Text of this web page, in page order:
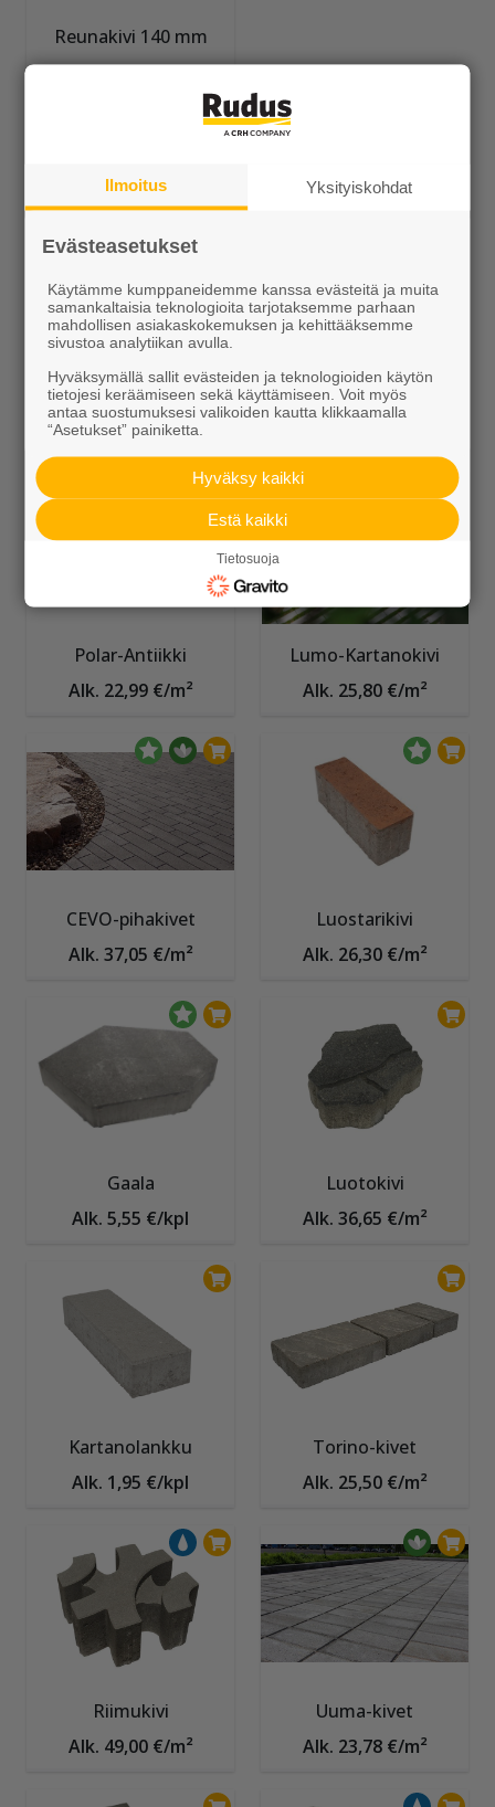
Reunakivi 140 mm
Alk. 3,60 €/kpl
Piha Betonitiili
Alk. 27,00 €/m²
Lumo-Gaala
Polar-Antiikki
Alk. 22,99 €/m²
Lumo-Kartanokivi
Alk. 25,80 €/m²
CEVO-pihakivet
Alk. 37,05 €/m²
Luostarikivi
Alk. 26,30 €/m²
Gaala
Alk. 5,55 €/kpl
Luotokivi
Alk. 36,65 €/m²
Kartanolankku
Alk. 1,95 €/kpl
Torino-kivet
Alk. 25,50 €/m²
Riimukivi
Alk. 49,00 €/m²
Uuma-kivet
Alk. 23,78 €/m²
Ilmoitus Yksityiskohdat
Evästeasetukset
Käytämme kumppaneidemme kanssa evästeitä ja muita
samankaltaisia teknologioita tarjotaksemme parhaan
mahdollisen asiakaskokemuksen ja kehittääksemme
sivustoa analytiikan avulla.
Hyväksymällä sallit evästeiden ja teknologioiden käytön
tietojesi keräämiseen sekä käyttämiseen. Voit myös
antaa suostumuksesi valikoiden kautta klikkaamalla
“Asetukset” painiketta.
Hyväksy kaikki
Estä kaikki
Tietosuoja